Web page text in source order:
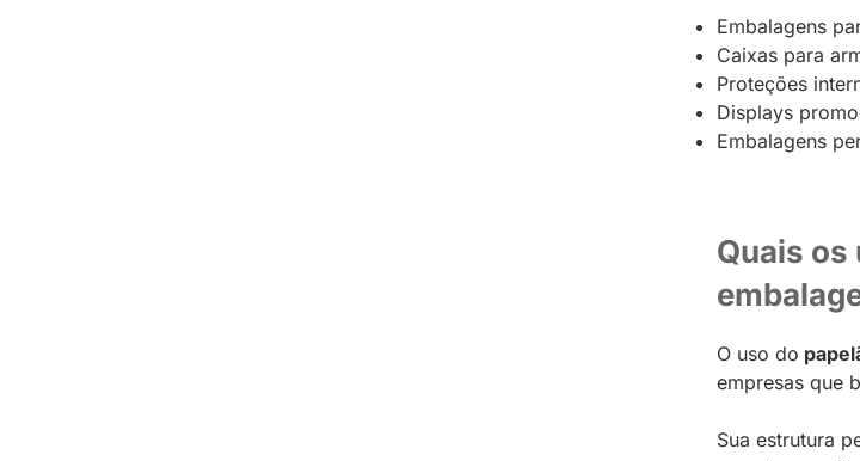
Embalagens
Caixas para
Proteções
Displays
Embalagens
Quais os
O uso do
empresas que
Sua estrutura